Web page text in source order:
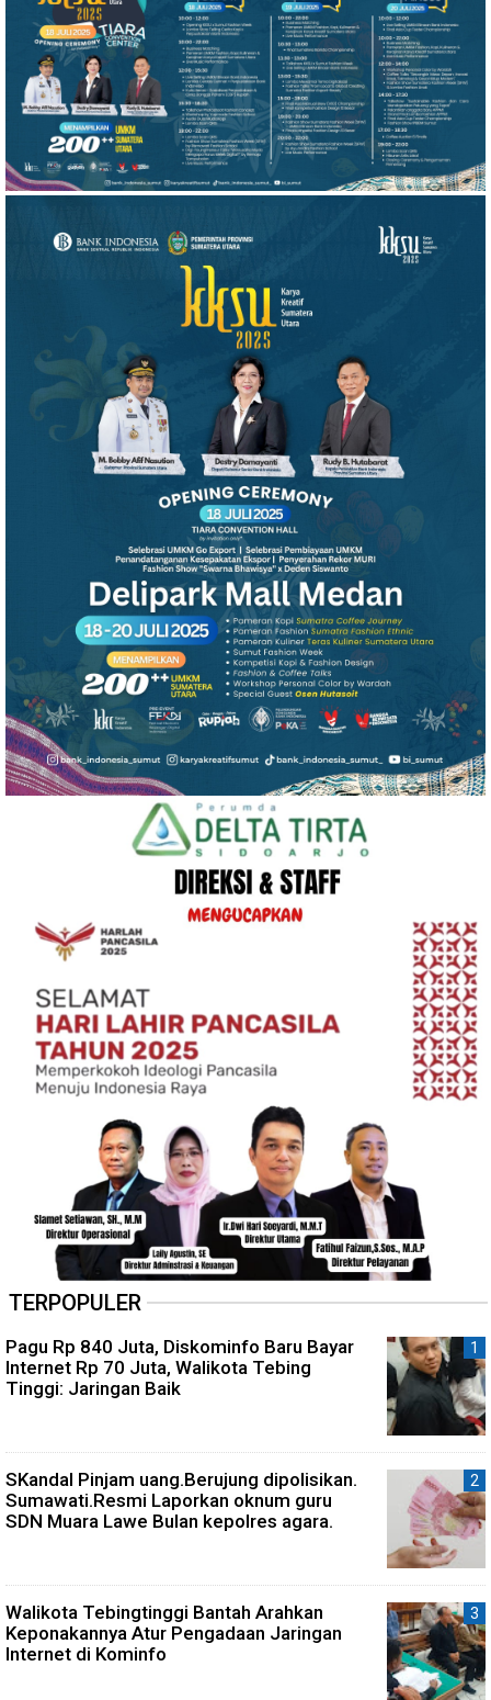
TERPOPULER
Pagu Rp 840 Juta, Diskominfo Baru Bayar
Internet Rp 70 Juta, Walikota Tebing
Tinggi: Jaringan Baik
SKandal Pinjam uang.Berujung dipolisikan.
Sumawati.Resmi Laporkan oknum guru
SDN Muara Lawe Bulan kepolres agara.
Walikota Tebingtinggi Bantah Arahkan
Keponakannya Atur Pengadaan Jaringan
Internet di Kominfo